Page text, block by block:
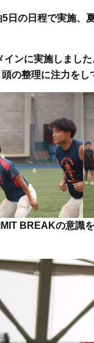
の日程で実施、
ンに実施しました
の整理に注力をし
BREAKの意識